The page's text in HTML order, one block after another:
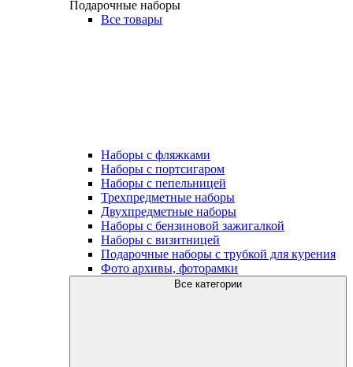
Подарочные наборы
Все товары
Наборы с фляжками
Наборы с портсигаром
Наборы с пепельницей
Трехпредметные наборы
Двухпредметные наборы
Наборы с бензиновой зажигалкой
Наборы с визитницей
Подарочные наборы с трубкой для курения
Фото архивы, фоторамки
Все категории